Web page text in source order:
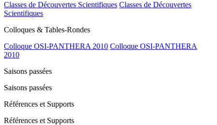
Classes de Découvertes Scientifiques Classes de Découvertes
Scientifiques
Colloques & Tables-Rondes
Colloque OSI-PANTHERA 2010 Colloque OSI-PANTHERA
2010
Saisons passées
Saisons passées
Références et Supports
Références et Supports